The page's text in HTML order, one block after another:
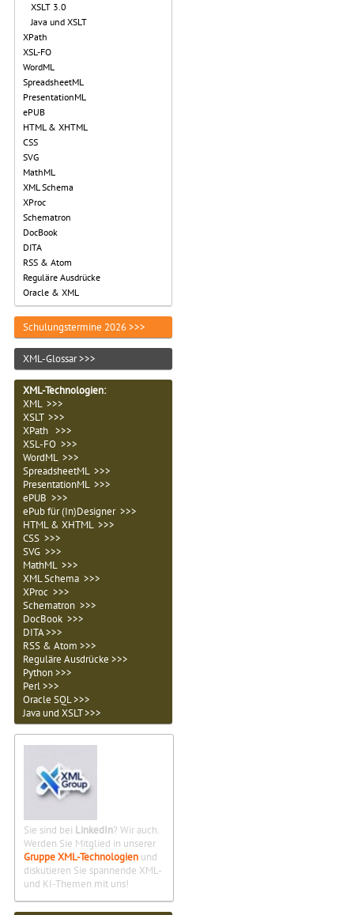
XSLT 3.0
Java und XSLT
XPath
XSL-FO
WordML
SpreadsheetML
PresentationML
ePUB
HTML & XHTML
CSS
SVG
MathML
XML Schema
XProc
Schematron
DocBook
DITA
RSS & Atom
Reguläre Ausdrücke
Oracle & XML
Schulungstermine 2026 >>>
XML-Glossar >>>
XML-Technologien:
XML >>>
XSLT >>>
XPath >>>
XSL-FO >>>
WordML >>>
SpreadsheetML >>>
PresentationML >>>
ePUB >>>
ePub für (In)Designer >>>
HTML & XHTML >>>
CSS >>>
SVG >>>
MathML >>>
XML Schema >>>
XProc >>>
Schematron >>>
DocBook >>>
DITA >>>
RSS & Atom >>>
Reguläre Ausdrücke >>>
Python >>>
Perl >>>
Oracle SQL >>>
Java und XSLT >>>
Sie sind bei LinkedIn? Wir auch.
Werden Sie Mitglied in unserer
Gruppe XML-Technologien und
diskutieren Sie spannende XML-
und KI-Themen mit uns!